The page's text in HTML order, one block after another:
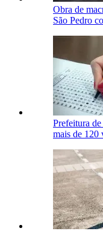
Obra de
São Pedro
Prefeitura
mais de 120